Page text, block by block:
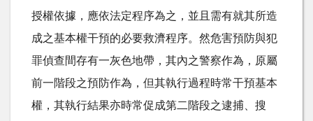
授權依據，應依法定程序為之，並且需有就其所造
成之基本權干預的必要救濟程序。然危害預防與犯
罪偵查間存有一灰色地帶，其內之警察作為，原屬
前一階段之預防作為，但其執行過程時常干預基本
權，其執行結果亦時常促成第二階段之逮捕、搜